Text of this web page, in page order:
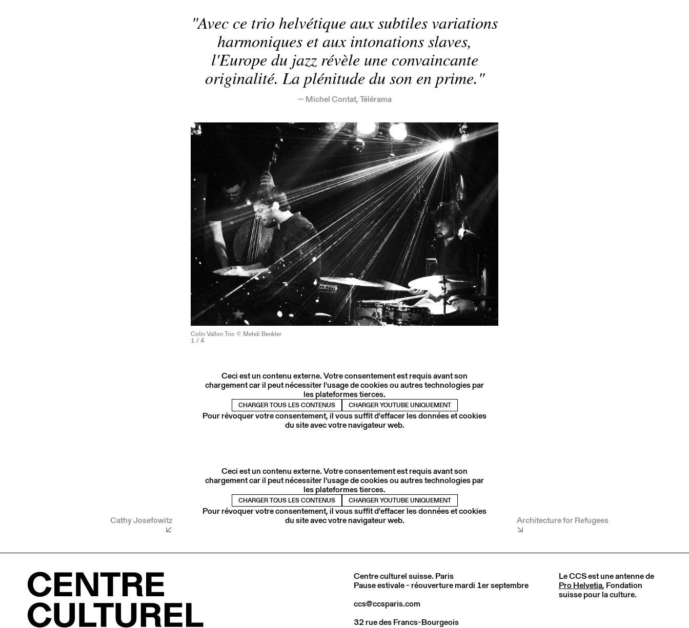
Cathy Josefowitz
Avec ce trio helvétique aux subtiles variations
harmoniques et aux intonations slaves,
l'Europe du jazz révèle une convaincante
originalité. La plénitude du son en prime.
Michel Contat, Télérama
Colin Vallon Trio © Mehdi Benkler
1 / 4
Ceci est un contenu externe. Votre consentement est requis avant son
chargement car il peut nécessiter l'usage de cookies ou autres technologies par
les plateformes tierces.
CHARGER TOUS LES CONTENUS CHARGER YOUTUBE UNIQUEMENT
Pour révoquer votre consentement, il vous suffit d'effacer les données et cookies
du site avec votre navigateur web.
Ceci est un contenu externe. Votre consentement est requis avant son
chargement car il peut nécessiter l'usage de cookies ou autres technologies par
les plateformes tierces.
CHARGER TOUS LES CONTENUS CHARGER YOUTUBE UNIQUEMENT
Pour révoquer votre consentement, il vous suffit d'effacer les données et cookies
du site avec votre navigateur web. Architecture for Refugees
Centre culturel suisse. Paris
Pause estivale - réouverture mardi 1er septembre
ccs@ccsparis.com
32 rue des Francs-Bourgeois
Le CCS est une antenne de
Pro Helvetia, Fondation
suisse pour la culture.